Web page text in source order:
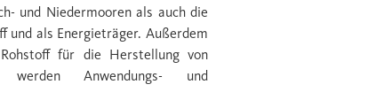
und Niedermooren als auch die
und als Energieträger. Außerdem
für die Herstellung von
Anwendungs- und